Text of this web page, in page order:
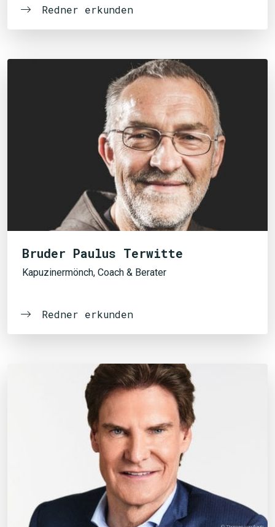
Redner erkunden
Bruder Paulus Terwitte
Kapuzinermönch, Coach & Berater
Redner erkunden